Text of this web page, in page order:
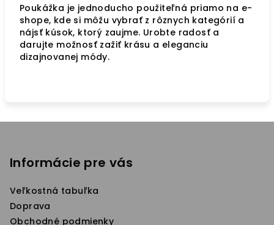
Poukážka je jednoducho použiteľná priamo na e-
shope, kde si môžu vybrať z rôznych kategórií a
nájsť kúsok, ktorý zaujme. Urobte radosť a
darujte možnosť zažiť krásu a eleganciu
dizajnovanej módy.
Informácie pre vás
Veľkostná tabuľka
Doprava
Obchodné podmienky